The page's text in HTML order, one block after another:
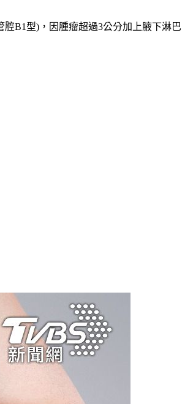
B1型)，因腫瘤超過3公分加上腋下淋巴